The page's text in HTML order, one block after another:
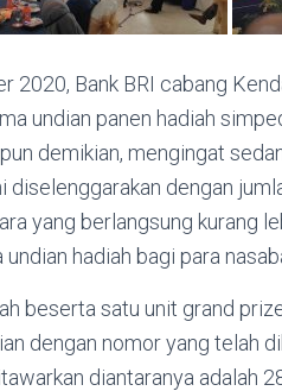
2020, Bank BRI cabang
undian panen hadiah
demikian, mengingat
diselenggarakan dengan
yang berlangsung kurang
hadiah bagi para
beserta satu unit grand
dengan nomor yang telah
diantaranya adalah